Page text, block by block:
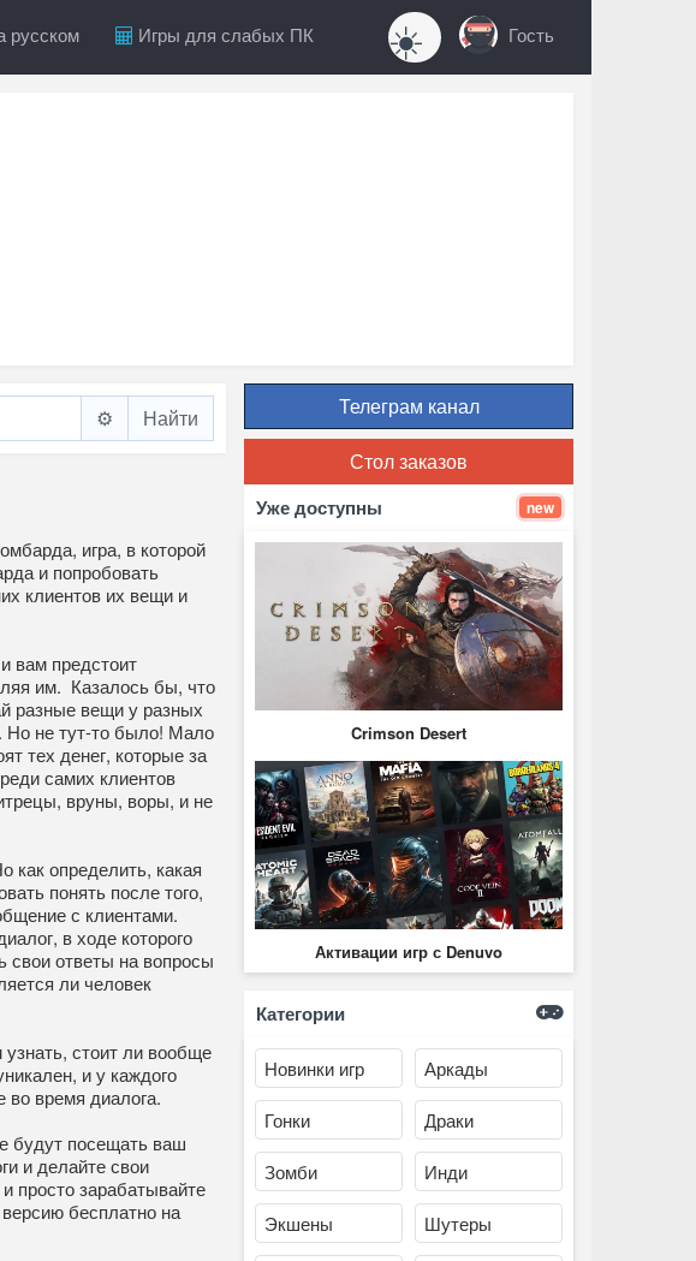
русском Игры для слабых ПК ☀️ Гость
⚙️
игра, в которой
и попробовать
клиентов их вещи и
вам предстоит
им. Казалось бы, что
разные вещи у разных
не тут-то было! Мало
тех денег, которые за
самих клиентов
вруны, воры, и не
как определить, какая
понять после того,
с клиентами.
в ходе которого
свои ответы на вопросы
ли человек
стоит ли вообще
и у каждого
во время диалога.
будут посещать ваш
и делайте свои
просто зарабатывайте
бесплатно на
Телеграм канал
Стол заказов
Уже доступны new
Crimson Desert
Активации игр с Denuvo
Категории
Новинки игр Аркады
Гонки Драки
Зомби Инди
Экшены Шутеры